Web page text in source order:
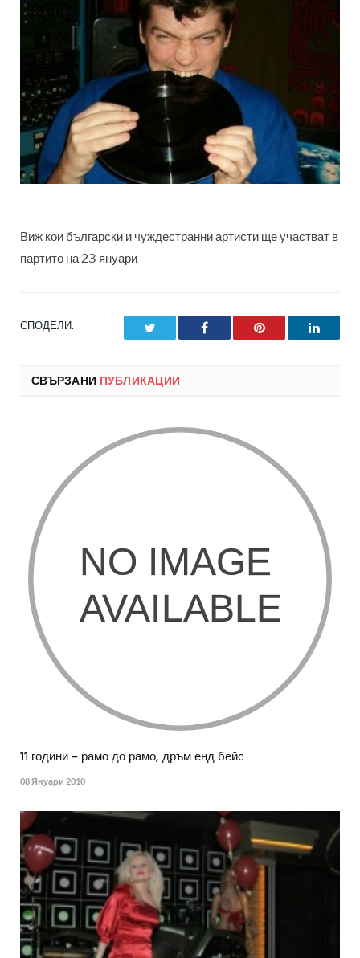
Виж кои български и чуждестранни артисти ще участват в
партито на 23 януари
СПОДЕЛИ. Facebook Pinterest
СВЪРЗАНИ ПУБЛИКАЦИИ
11 години – рамо до рамо, дръм енд бейс
08 Януари 2010